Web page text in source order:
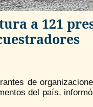
a 121
de
del país,